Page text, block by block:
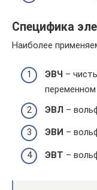
Специфика
Наиболее
ЭВЧ –
переменном
ЭВЛ –
ЭВИ –
ЭВТ –